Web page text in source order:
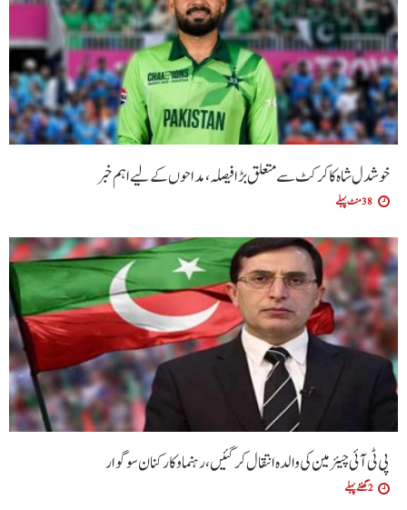
خوشدل شاہ کا کرکٹ سے متعلق بڑا فیصلہ، مداحوں کے لیے اہم خبر
38 منٹ پہلے
پی ٹی آئی چیئرمین کی والدہ انتقال کرگئیں، رہنما و کارکنان سوگوار
2 گھنٹے پہلے